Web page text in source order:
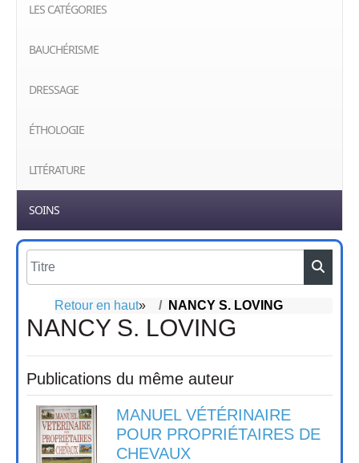
LES CATÉGORIES
BAUCHÉRISME
DRESSAGE
ÉTHOLOGIE
LITÉRATURE
SOINS
Retour en haut» NANCY S. LOVING
NANCY S. LOVING
Publications du même auteur
MANUEL VÉTÉRINAIRE
POUR PROPRIÉTAIRES DE
CHEVAUX